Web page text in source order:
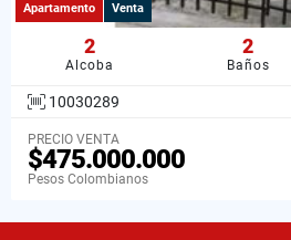
Apartamento Venta
2
Alcoba
2
Baños
10030289
PRECIO VENTA
$475.000.000
Pesos Colombianos